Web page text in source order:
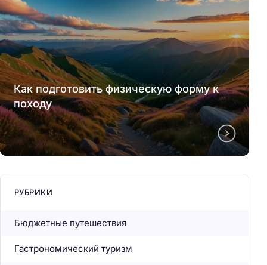
Как подготовить физическую форму к
походу
РУБРИКИ
Бюджетные путешествия
Гастрономический туризм